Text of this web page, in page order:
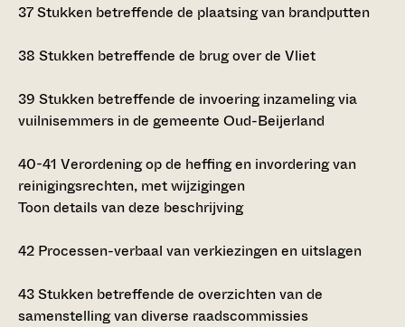
37Stukken betreffende de plaatsing van brandputten
38 Stukken betreffende de brug over de Vliet
39 Stukken betreffende de invoering inzameling via
vuilnisemmers in de gemeente Oud-Beijerland
40-41 Verordening op de heffing en invordering van
reinigingsrechten, met wijzigingen
Toon details van deze beschrijving
42 Processen-verbaal van verkiezingen en uitslagen
43Stukken betreffende de overzichten van de
samenstelling van diverse raadscommissies